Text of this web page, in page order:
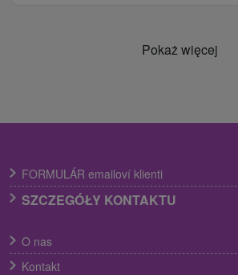
Pokaż więcej
FORMULÁR emailoví klienti
SZCZEGÓŁY KONTAKTU
O nas
Kontakt